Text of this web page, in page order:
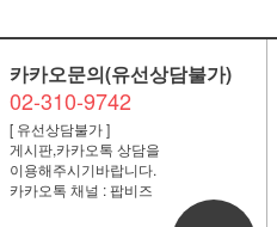
카카오문의(유선상담불가)
02-310-9742
[ 유선상담불가 ]
게시판,카카오톡 상담을
이용해주시기바랍니다.
카카오톡 채널 : 팝비즈